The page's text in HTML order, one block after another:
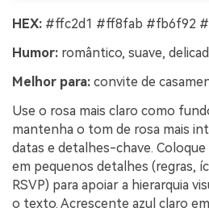
HEX: #ffc2d1 #ff8fab #fb6f92
Humor: romântico, suave,
Melhor para: convite de
Use o rosa mais claro como
mantenha o tom de rosa mais
datas e detalhes-chave.
em pequenos detalhes (regras,
RSVP) para apoiar a hierarquia
o texto. Acrescente azul claro